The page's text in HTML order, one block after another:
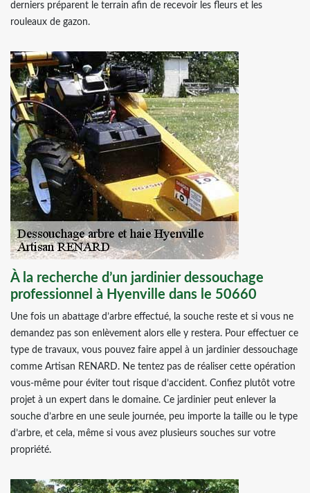
derniers préparent le terrain afin de recevoir les fleurs et les
rouleaux de gazon.
À la recherche d’un jardinier dessouchage
professionnel à Hyenville dans le 50660
Une fois un abattage d’arbre effectué, la souche reste et si vous ne
demandez pas son enlèvement alors elle y restera. Pour effectuer ce
type de travaux, vous pouvez faire appel à un jardinier dessouchage
comme Artisan RENARD. Ne tentez pas de réaliser cette opération
vous-même pour éviter tout risque d’accident. Confiez plutôt votre
projet à un expert dans le domaine. Ce jardinier peut enlever la
souche d’arbre en une seule journée, peu importe la taille ou le type
d’arbre, et cela, même si vous avez plusieurs souches sur votre
propriété.